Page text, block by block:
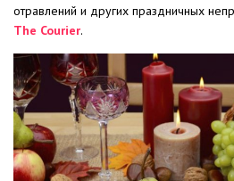
отравлений и других праздничных
The Courier.